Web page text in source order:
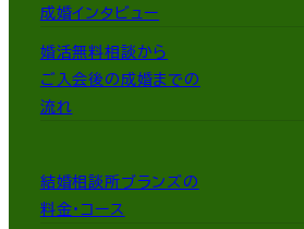
成婚インタビュー
婚活無料相談から
ご入会後の成婚までの
流れ
結婚相談所ブランズの
料金・コース